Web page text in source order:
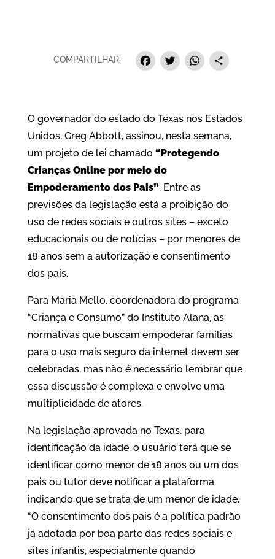
COMPARTILHAR: Facebook
Twitter
O governador do estado do Texas nos Estados
Unidos, Greg Abbott, assinou, nesta semana,
um projeto de lei chamado “Protegendo
Crianças Online por meio do
Empoderamento dos Pais”. Entre as
previsões da legislação está a proibição do
uso de redes sociais e outros sites – exceto
educacionais ou de notícias – por menores de
18 anos sem a autorização e consentimento
dos pais.
Para Maria Mello, coordenadora do programa
“Criança e Consumo” do Instituto Alana, as
normativas que buscam empoderar famílias
para o uso mais seguro da internet devem ser
celebradas, mas não é necessário lembrar que
essa discussão é complexa e envolve uma
multiplicidade de atores.
Na legislação aprovada no Texas, para
identificação da idade, o usuário terá que se
identificar como menor de 18 anos ou um dos
pais ou tutor deve notificar a plataforma
indicando que se trata de um menor de idade.
“O consentimento dos pais é a política padrão
já adotada por boa parte das redes sociais e
sites infantis, especialmente quando